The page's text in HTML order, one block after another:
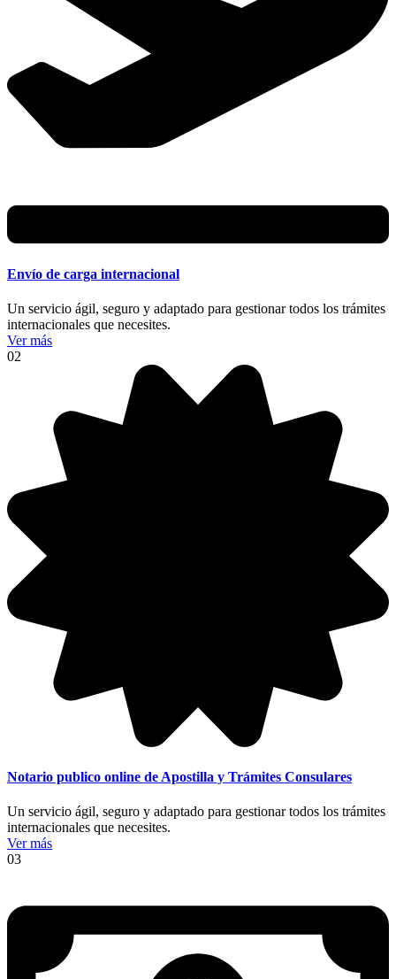
Envío de carga internacional
Un servicio ágil, seguro y adaptado para gestionar todos los trámites
internacionales que necesites.
Ver más
02
Notario publico online de Apostilla y Trámites Consulares
Un servicio ágil, seguro y adaptado para gestionar todos los trámites
internacionales que necesites.
Ver más
03